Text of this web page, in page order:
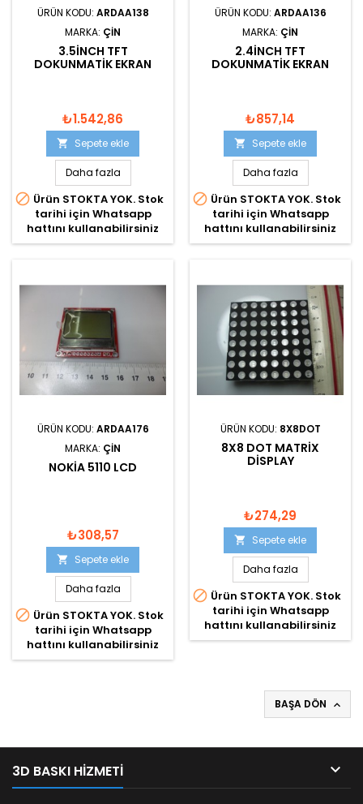
ÜRÜN KODU: ARDAA138
MARKA: ÇIN
3.5INCH TFT
DOKUNMATIK EKRAN
₺1.542,86
 Sepete ekle
Daha fazla
 Ürün STOKTA YOK. Stok
tarihi için Whatsapp
hattını kullanabilirsiniz
ÜRÜN KODU: ARDAA136
MARKA: ÇIN
2.4INCH TFT
DOKUNMATIK EKRAN
₺857,14
 Sepete ekle
Daha fazla
 Ürün STOKTA YOK. Stok
tarihi için Whatsapp
hattını kullanabilirsiniz
ÜRÜN KODU: ARDAA176
MARKA: ÇIN
NOKIA 5110 LCD
₺308,57
 Sepete ekle
Daha fazla
 Ürün STOKTA YOK. Stok
tarihi için Whatsapp
hattını kullanabilirsiniz
ÜRÜN KODU: 8X8DOT
8X8 DOT MATRIX
DISPLAY
₺274,29
 Sepete ekle
Daha fazla
 Ürün STOKTA YOK. Stok
tarihi için Whatsapp
hattını kullanabilirsiniz
BAŞA DÖN 
3D BASKI HIZMETI 